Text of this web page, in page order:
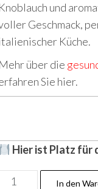
Knoblauch und
Geschmack,
Küche.
Mehr über die
Sie hier.
Hier ist Platz für
In den